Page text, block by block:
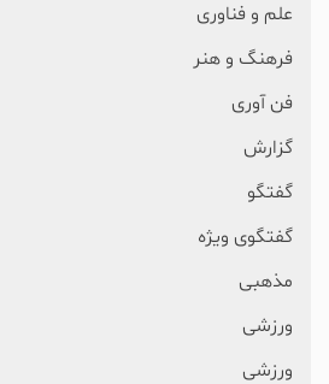
علم و فناوری
فرهنگ و هنر
فن آوری
گزارش
گفتگو
گفتگوی ویژه
مذهبی
ورزشی
ورزشی